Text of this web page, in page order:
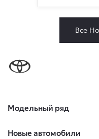
Все
Модельный ряд
Новые автомобили